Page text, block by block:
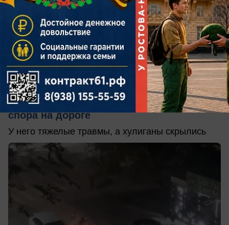
сегодня в 12:34 0
Происшествия
В Ростове-на-Дону военнослужащего
избили железной трубой ночью из-за
спора на дороге
У него тяжелые травмы, а хулиганы скрылись